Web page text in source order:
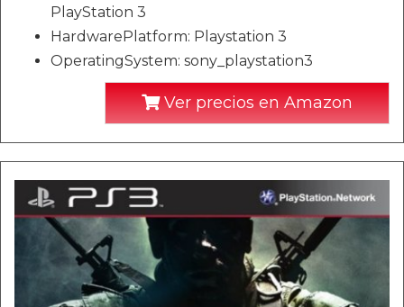
PlayStation 3
HardwarePlatform: Playstation 3
OperatingSystem: sony_playstation3
Ver precios en Amazon